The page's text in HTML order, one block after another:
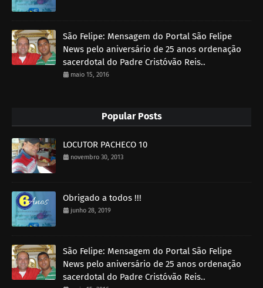
São Felipe: Mensagem do Portal São Felipe
News pelo aniversário de 25 anos ordenação
sacerdotal do Padre Cristóvão Reis..
maio 15, 2016
Popular Posts
LOCUTOR PACHECO 10
novembro 30, 2013
Obrigado a todos !!!
junho 28, 2019
São Felipe: Mensagem do Portal São Felipe
News pelo aniversário de 25 anos ordenação
sacerdotal do Padre Cristóvão Reis..